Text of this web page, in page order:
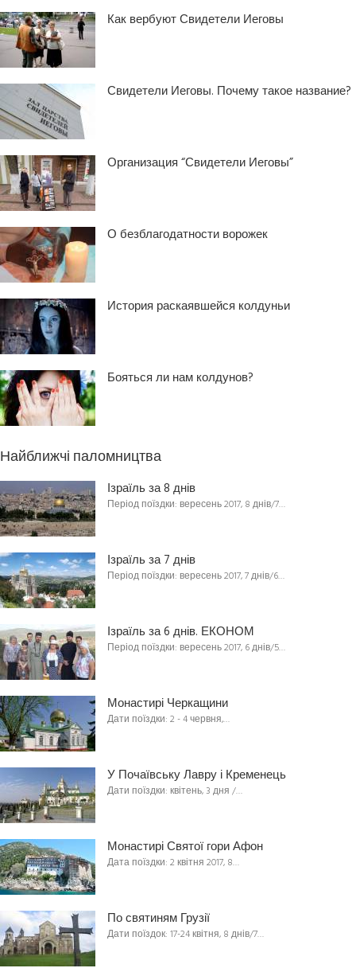
Как вербуют Свидетели Иеговы
Свидетели Иеговы. Почему такое название?
Организация “Свидетели Иеговы”
О безблагодатности ворожек
История раскаявшейся колдуньи
Бояться ли нам колдунов?
Найближчі паломництва
Ізраїль за 8 днів
Період поїздки: вересень 2017, 8 днів/7…
Ізраїль за 7 днів
Період поїздки: вересень 2017, 7 днів/6…
Ізраїль за 6 днів. ЕКОНОМ
Період поїздки: вересень 2017, 6 днів/5…
Монастирі Черкащини
Дати поїздки: 2 - 4 червня,…
У Почаївську Лавру і Кременець
Дати поїздки: квітень, 3 дня /…
Монастирі Святої гори Афон
Дата поїздки: 2 квітня 2017, 8…
По святиням Грузії
Дати поїздок: 17-24 квітня, 8 днів/7…